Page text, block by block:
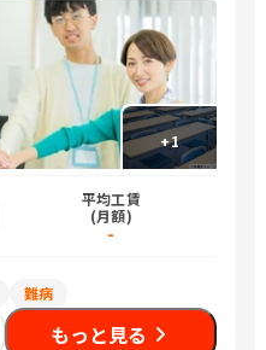
+1
平均工賃
(月額)
-
難病
もっと見る